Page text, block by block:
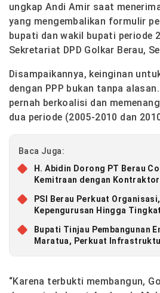
ungkap Andi Amir saat
yang mengembalikan formulir
bupati dan wakil bupati periode
Sekretariat DPD Golkar Berau,
Disampaikannya, keinginan
dengan PPP bukan tanpa
pernah berkoalisi dan
dua periode (2005-2010 dan
Baca Juga:
H. Abidin Dorong PT Berau
Kemitraan dengan Kontraktor
PSI Berau Perkuat
Kepengurusan Hingga
Bupati Tinjau Pembangunan
Maratua, Perkuat
“Karena terbukti membangun,